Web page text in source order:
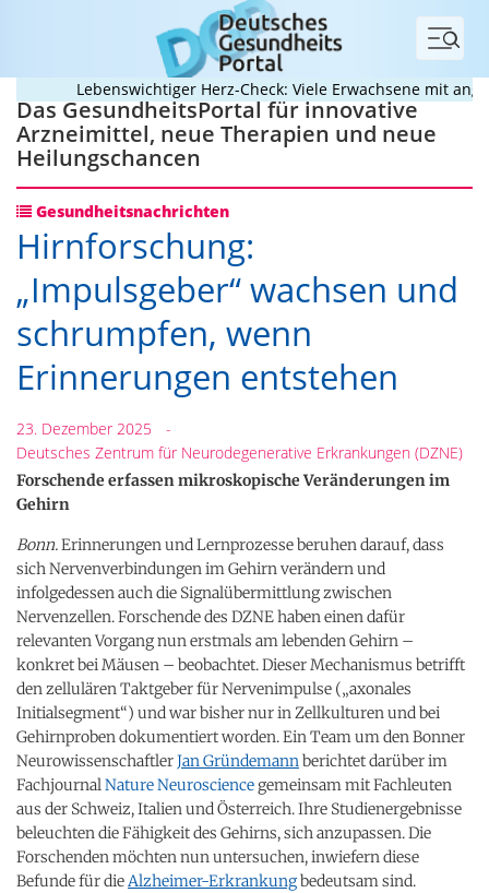
Menü
Lebenswichtiger Herz-Check: Viele Erwachsene mit
Das GesundheitsPortal für innovative
Arzneimittel, neue Therapien und neue
Heilungschancen
Gesundheitsnachrichten
Hirnforschung:
„Impulsgeber“ wachsen und
schrumpfen, wenn
Erinnerungen entstehen
23. Dezember 2025
-
Deutsches Zentrum für Neurodegenerative Erkrankungen (DZNE)
Forschende erfassen mikroskopische Veränderungen im
Gehirn
Bonn.Erinnerungen und Lernprozesse beruhen darauf, dass
sich Nervenverbindungen im Gehirn verändern und
infolgedessen auch die Signalübermittlung zwischen
Nervenzellen. Forschende des DZNE haben einen dafür
relevanten Vorgang nun erstmals am lebenden Gehirn –
konkret bei Mäusen – beobachtet. Dieser Mechanismus betrifft
den zellulären Taktgeber für Nervenimpulse („axonales
Initialsegment“) und war bisher nur in Zellkulturen und bei
Gehirnproben dokumentiert worden. Ein Team um den Bonner
NeurowissenschaftlerJan Gründemann berichtet darüber im
Fachjournal Nature Neuroscience gemeinsam mit Fachleuten
aus der Schweiz, Italien und Österreich. Ihre Studienergebnisse
beleuchten die Fähigkeit des Gehirns, sich anzupassen. Die
Forschenden möchten nun untersuchen, inwiefern diese
Befunde für die Alzheimer-Erkrankungbedeutsam sind.